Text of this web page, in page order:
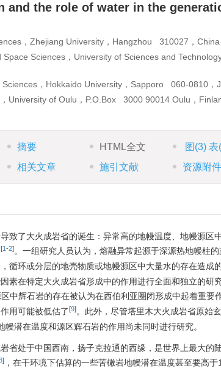
and the role of water in the
，Zhejiang University，Hangzhou 310027，China
Space Sciences，University of Sciences and
，Hokkaido University，Sapporo 060-0810，
University of Oulu，P.O.Box 3000 90014 Oulu，
摘要 HTML全文 图 (3)表
相关文章
施引文献 资源附件
致了大火成岩省的诞生：异常高的地幔温度、地幔源区
[1-2]。一组研究人员认为，熔融异常起源于深源热地幔柱
循环或分层的地壳物质或地幔源区中大量水的存在造成
素在特定大火成岩省形成中的作用进行全面和独立的研
区中辉石岩的存在被认为在西伯利亚圈闭形成中起着重要
用可能被低估了[9]。此外，尽管塔里木大火成岩省原始
幔潜在温度和源区辉石岩的作用尚未同时进行研究。
省处于中国西南，扬子克拉通的西缘，是世界上最大的
] ，在干环境下估算的一些苦橄岩地幔潜在温度甚至要高